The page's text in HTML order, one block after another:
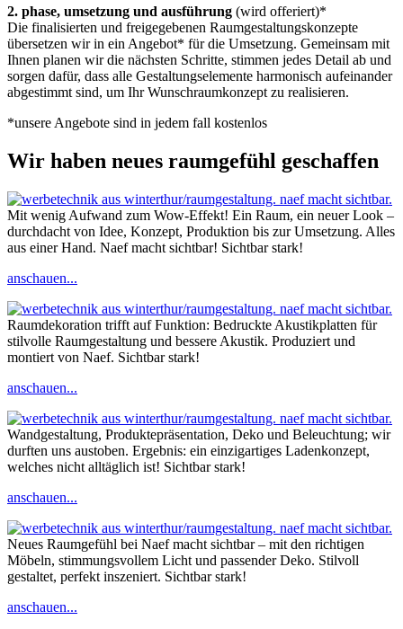
2. phase, umsetzung und ausführung (wird offeriert)*
Die finalisierten und freigegebenen Raumgestaltungskonzepte
übersetzen wir in ein Angebot* für die Umsetzung. Gemeinsam mit
Ihnen planen wir die nächsten Schritte, stimmen jedes Detail ab und
sorgen dafür, dass alle Gestaltungselemente harmonisch aufeinander
abgestimmt sind, um Ihr Wunschraumkonzept zu realisieren.
*unsere Angebote sind in jedem fall kostenlos
Wir haben neues raumgefühl geschaffen
Mit wenig Aufwand zum Wow-Effekt! Ein Raum, ein neuer Look –
durchdacht von Idee, Konzept, Produktion bis zur Umsetzung. Alles
aus einer Hand. Naef macht sichtbar! Sichtbar stark!
anschauen...
Raumdekoration trifft auf Funktion: Bedruckte Akustikplatten für
stilvolle Raumgestaltung und bessere Akustik. Produziert und
montiert von Naef. Sichtbar stark!
anschauen...
Wandgestaltung, Produktepräsentation, Deko und Beleuchtung; wir
durften uns austoben. Ergebnis: ein einzigartiges Ladenkonzept,
welches nicht alltäglich ist! Sichtbar stark!
anschauen...
Neues Raumgefühl bei Naef macht sichtbar – mit den richtigen
Möbeln, stimmungsvollem Licht und passender Deko. Stilvoll
gestaltet, perfekt inszeniert. Sichtbar stark!
anschauen...